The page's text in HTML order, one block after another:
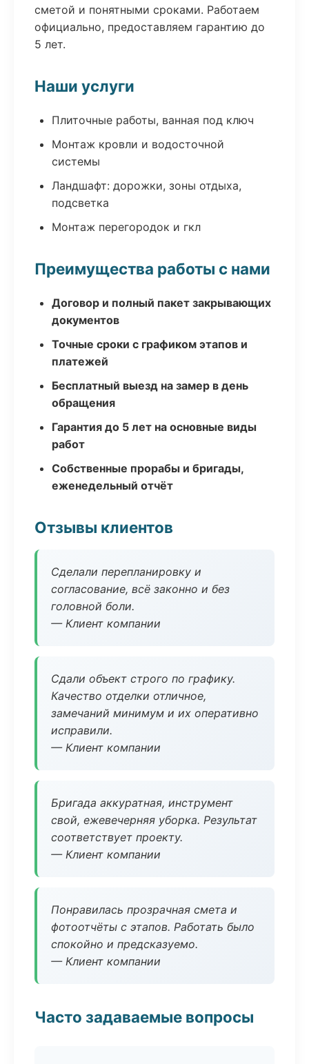
сметой и понятными сроками. Работаем
официально, предоставляем гарантию до
5 лет.
Наши услуги
Плиточные работы, ванная под ключ
Монтаж кровли и водосточной
системы
Ландшафт: дорожки, зоны отдыха,
подсветка
Монтаж перегородок и гкл
Преимущества работы с нами
Договор и полный пакет закрывающих
документов
Точные сроки с графиком этапов и
платежей
Бесплатный выезд на замер в день
обращения
Гарантия до 5 лет на основные виды
работ
Собственные прорабы и бригады,
еженедельный отчёт
Отзывы клиентов
Сделали перепланировку и
согласование, всё законно и без
головной боли.
— Клиент компании
Сдали объект строго по графику.
Качество отделки отличное,
замечаний минимум и их оперативно
исправили.
— Клиент компании
Бригада аккуратная, инструмент
свой, ежевечерняя уборка. Результат
соответствует проекту.
— Клиент компании
Понравилась прозрачная смета и
фотоотчёты с этапов. Работать было
спокойно и предсказуемо.
— Клиент компании
Часто задаваемые вопросы